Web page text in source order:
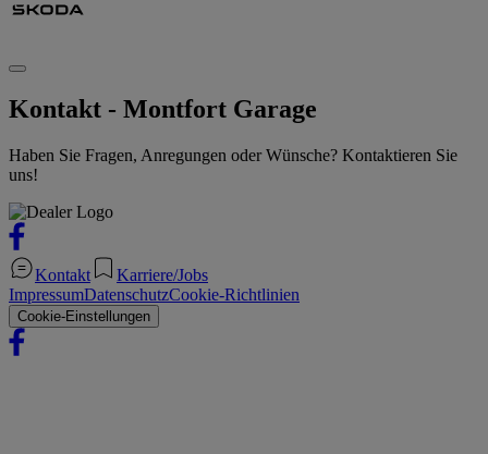
Kontakt - Montfort Garage
Haben Sie Fragen, Anregungen oder Wünsche? Kontaktieren Sie
uns!
Kontakt
Karriere/Jobs
ImpressumDatenschutzCookie-Richtlinien
Cookie-Einstellungen